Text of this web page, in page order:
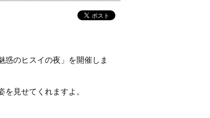
惑のヒスイの夜」を開催しま
見せてくれますよ。